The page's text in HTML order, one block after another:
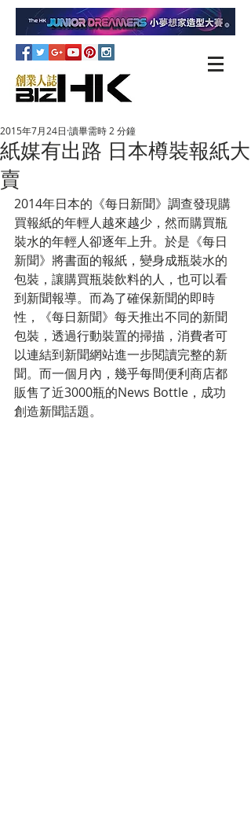
紙媒有出路 日本樽裝報紙大
賣
2015年7月24日 讀畢需時 2 分鐘
2014年日本的《每日新聞》調查發現購
買報紙的年輕人越來越少，然而購買瓶
裝水的年輕人卻逐年上升。於是《每日
新聞》將書面的報紙，變身成瓶裝水的
包裝，讓購買瓶裝飲料的人，也可以看
到新聞報導。而為了確保新聞的即時
性，《每日新聞》每天推出不同的新聞
包裝，透過行動裝置的掃描，消費者可
以連結到新聞網站進一步閱讀完整的新
聞。而一個月內，幾乎每間便利商店都
販售了近3000瓶的News Bottle，成功
創造新聞話題。